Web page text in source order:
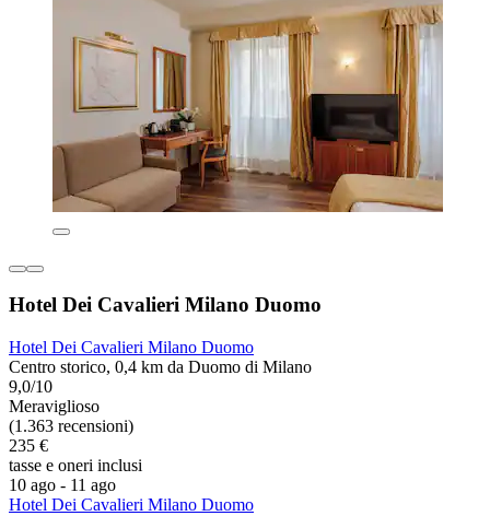
Hotel Dei Cavalieri Milano Duomo
Hotel Dei Cavalieri Milano Duomo
Centro storico, 0,4 km da Duomo di Milano
9,0/10
Meraviglioso
(1.363 recensioni)
235 €
tasse e oneri inclusi
10 ago - 11 ago
Hotel Dei Cavalieri Milano Duomo